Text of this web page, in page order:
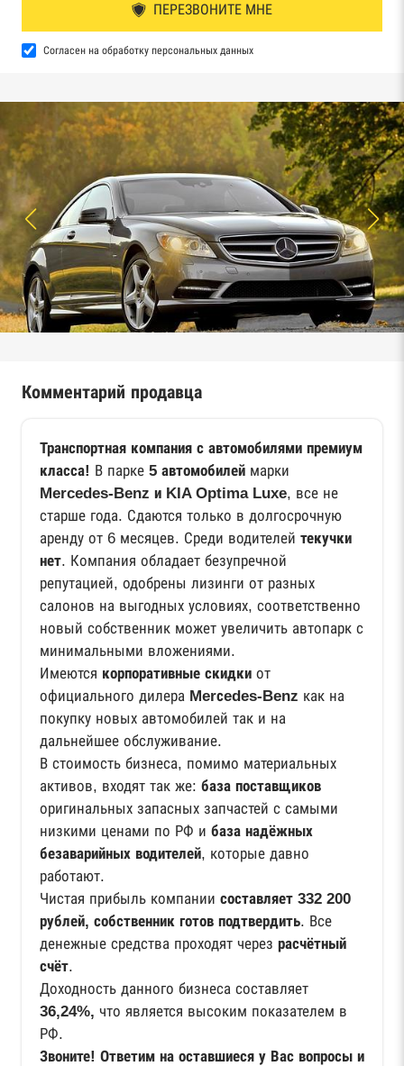
ПЕРЕЗВОНИТЕ МНЕ
Согласен на обработку персональных данных
Комментарий продавца
Транспортная компания с автомобилями премиум
класса! В парке 5 автомобилей марки
Mercedes-Benz и KIA Optima Luxe, все не
старше года. Сдаются только в долгосрочную
аренду от 6 месяцев. Среди водителей текучки
нет. Компания обладает безупречной
репутацией, одобрены лизинги от разных
салонов на выгодных условиях, соответственно
новый собственник может увеличить автопарк с
минимальными вложениями.
Имеются корпоративные скидки от
официального дилера Merсedes-Benz как на
покупку новых автомобилей так и на
дальнейшее обслуживание.
В стоимость бизнеса, помимо материальных
активов, входят так же: база поставщиков
оригинальных запасных запчастей с самыми
низкими ценами по РФ и база надёжных
безаварийных водителей, которые давно
работают.
Чистая прибыль компании составляет 332 200
рублей, собственник готов подтвердить. Все
денежные средства проходят через расчётный
счёт.
Доходность данного бизнеса составляет
36,24%, что является высоким показателем в
РФ.
Звоните! Ответим на оставшиеся у Вас вопросы и